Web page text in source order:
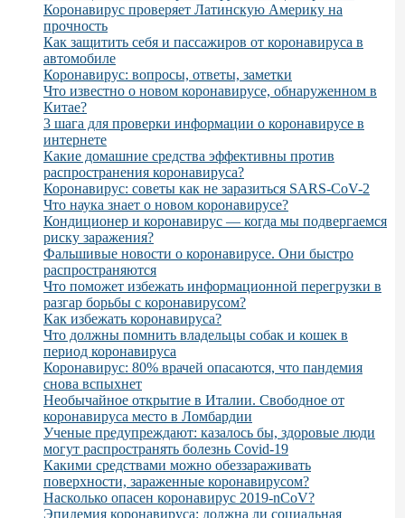
Коронавирус проверяет Латинскую Америку на
прочность
Как защитить себя и пассажиров от коронавируса в
автомобиле
Коронавирус: вопросы, ответы, заметки
Что известно о новом коронавирусе, обнаруженном в
Китае?
3 шага для проверки информации о коронавирусе в
интернете
Какие домашние средства эффективны против
распространения коронавируса?
Коронавирус: советы как не заразиться SARS-CoV-2
Что наука знает о новом коронавирусе?
Кондиционер и коронавирус — когда мы подвергаемся
риску заражения?
Фальшивые новости о коронавирусе. Они быстро
распространяются
Что поможет избежать информационной перегрузки в
разгар борьбы с коронавирусом?
Как избежать коронавируса?
Что должны помнить владельцы собак и кошек в
период коронавируса
Коронавирус: 80% врачей опасаются, что пандемия
снова вспыхнет
Необычайное открытие в Италии. Свободное от
коронавируса место в Ломбардии
Ученые предупреждают: казалось бы, здоровые люди
могут распространять болезнь Covid-19
Какими средствами можно обеззараживать
поверхности, зараженные коронавирусом?
Насколько опасен коронавирус 2019-nCoV?
Эпидемия коронавируса: должна ли социальная